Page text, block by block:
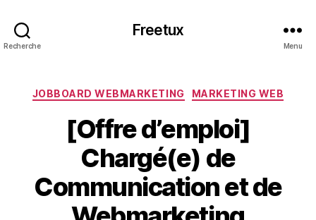
Recherche
Freetux
Menu
Catégories
JOBBOARD WEBMARKETING MARKETING WEB
[Offre d’emploi]
Chargé(e) de
Communication et de